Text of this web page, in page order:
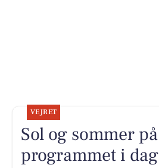
VEJRET
Sol og sommer på
programmet i dag